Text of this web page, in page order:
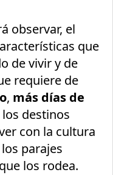
observar, el
que
de vivir y de
requiere de
, más días de
destinos
con la cultura
parajes
los rodea.